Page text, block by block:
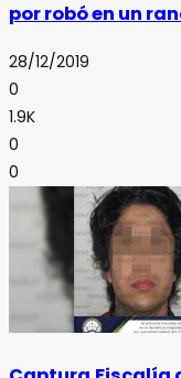
por robó en un
28/12/2019
0
1.9K
0
0